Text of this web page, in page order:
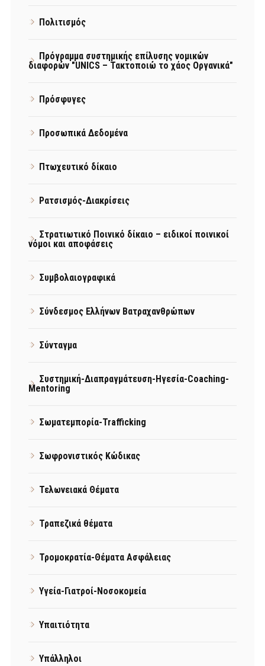
Πολιτισμός
Πρόγραμμα συστημικής επίλυσης νομικών
διαφορών "UNICS – Τακτοποιώ το χάος Οργανικά"
Πρόσφυγες
Προσωπικά Δεδομένα
Πτωχευτικό δίκαιο
Ρατσισμός-Διακρίσεις
Στρατιωτικό Ποινικό δίκαιο – ειδικοί ποινικοί
νόμοι και αποφάσεις
Συμβολαιογραφικά
Σύνδεσμος Ελλήνων Βατραχανθρώπων
Σύνταγμα
Συστημική-Διαπραγμάτευση-Ηγεσία-Coaching-
Mentoring
Σωματεμπορία-Trafficking
Σωφρονιστικός Κώδικας
Τελωνειακά Θέματα
Τραπεζικά θέματα
Τρομοκρατία-Θέματα Ασφάλειας
Υγεία-Γιατροί-Νοσοκομεία
Υπαιτιότητα
Υπάλληλοι